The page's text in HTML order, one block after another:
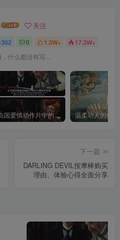
关注
0 1.3W+ 17.3W+
什么都没有写...
岛国爱情动作片中的AV棒到底有多猛？成人用品震动棒的发展史！
下一篇
DARLING DEVIL按摩棒购买
理由、体验心得全面分享